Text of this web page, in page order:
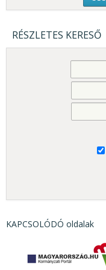
RÉSZLETES KERESŐ
KAPCSOLÓDÓ oldalak